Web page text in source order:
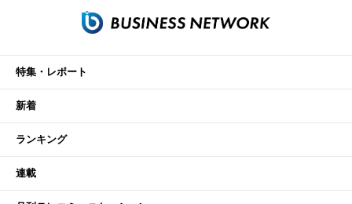
特集・レポート
新着
ランキング
連載